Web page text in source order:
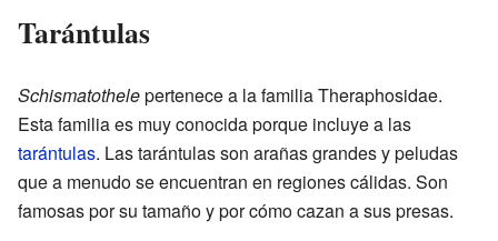
Tarántulas
Schismatothelepertenece a la familia Theraphosidae.
Esta familia es muy conocida porque incluye a las
tarántulas. Las tarántulas son arañas grandes y peludas
que a menudo se encuentran en regiones cálidas. Son
famosas por su tamaño y por cómo cazan a sus presas.